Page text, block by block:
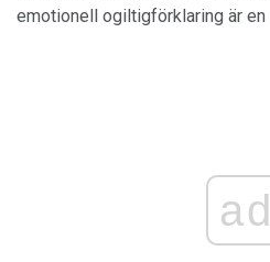
emotionell ogiltigförklaring är en
ad